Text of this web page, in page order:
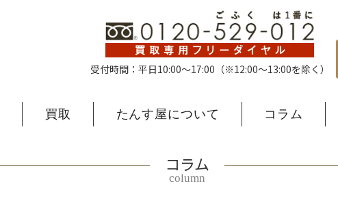
受付時間：平日10:00〜17:00 （※12:00〜13:00を除く）
買取 たんす屋について コラム
コラム
column